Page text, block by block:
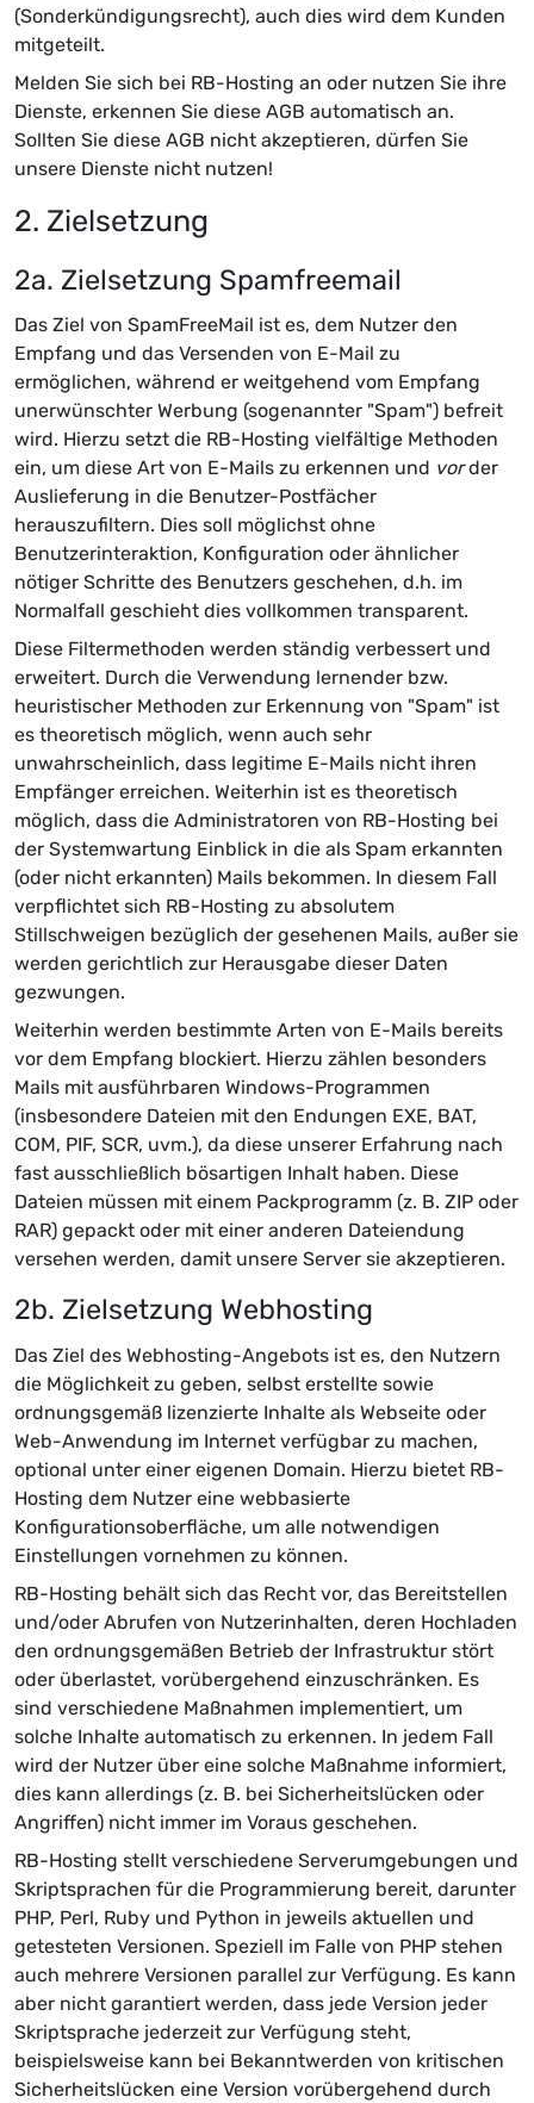
(Sonderkündigungsrecht), auch dies wird dem Kunden
mitgeteilt.
Melden Sie sich bei RB-Hosting an oder nutzen Sie ihre
Dienste, erkennen Sie diese AGB automatisch an.
Sollten Sie diese AGB nicht akzeptieren, dürfen Sie
unsere Dienste nicht nutzen!
2. Zielsetzung
2a. Zielsetzung Spamfreemail
Das Ziel von SpamFreeMail ist es, dem Nutzer den
Empfang und das Versenden von E-Mail zu
ermöglichen, während er weitgehend vom Empfang
unerwünschter Werbung (sogenannter "Spam") befreit
wird. Hierzu setzt die RB-Hosting vielfältige Methoden
ein, um diese Art von E-Mails zu erkennen und vorder
Auslieferung in die Benutzer-Postfächer
herauszufiltern. Dies soll möglichst ohne
Benutzerinteraktion, Konfiguration oder ähnlicher
nötiger Schritte des Benutzers geschehen, d.h. im
Normalfall geschieht dies vollkommen transparent.
Diese Filtermethoden werden ständig verbessert und
erweitert. Durch die Verwendung lernender bzw.
heuristischer Methoden zur Erkennung von "Spam" ist
es theoretisch möglich, wenn auch sehr
unwahrscheinlich, dass legitime E-Mails nicht ihren
Empfänger erreichen. Weiterhin ist es theoretisch
möglich, dass die Administratoren von RB-Hosting bei
der Systemwartung Einblick in die als Spam erkannten
(oder nicht erkannten) Mails bekommen. In diesem Fall
verpflichtet sich RB-Hosting zu absolutem
Stillschweigen bezüglich der gesehenen Mails, außer sie
werden gerichtlich zur Herausgabe dieser Daten
gezwungen.
Weiterhin werden bestimmte Arten von E-Mails bereits
vor dem Empfang blockiert. Hierzu zählen besonders
Mails mit ausführbaren Windows-Programmen
(insbesondere Dateien mit den Endungen EXE, BAT,
COM, PIF, SCR, uvm.), da diese unserer Erfahrung nach
fast ausschließlich bösartigen Inhalt haben. Diese
Dateien müssen mit einem Packprogramm (z. B. ZIP oder
RAR) gepackt oder mit einer anderen Dateiendung
versehen werden, damit unsere Server sie akzeptieren.
2b. Zielsetzung Webhosting
Das Ziel des Webhosting-Angebots ist es, den Nutzern
die Möglichkeit zu geben, selbst erstellte sowie
ordnungsgemäß lizenzierte Inhalte als Webseite oder
Web-Anwendung im Internet verfügbar zu machen,
optional unter einer eigenen Domain. Hierzu bietet RB-
Hosting dem Nutzer eine webbasierte
Konfigurationsoberfläche, um alle notwendigen
Einstellungen vornehmen zu können.
RB-Hosting behält sich das Recht vor, das Bereitstellen
und/oder Abrufen von Nutzerinhalten, deren Hochladen
den ordnungsgemäßen Betrieb der Infrastruktur stört
oder überlastet, vorübergehend einzuschränken. Es
sind verschiedene Maßnahmen implementiert, um
solche Inhalte automatisch zu erkennen. In jedem Fall
wird der Nutzer über eine solche Maßnahme informiert,
dies kann allerdings (z. B. bei Sicherheitslücken oder
Angriffen) nicht immer im Voraus geschehen.
RB-Hosting stellt verschiedene Serverumgebungen und
Skriptsprachen für die Programmierung bereit, darunter
PHP, Perl, Ruby und Python in jeweils aktuellen und
getesteten Versionen. Speziell im Falle von PHP stehen
auch mehrere Versionen parallel zur Verfügung. Es kann
aber nicht garantiert werden, dass jede Version jeder
Skriptsprache jederzeit zur Verfügung steht,
beispielsweise kann bei Bekanntwerden von kritischen
Sicherheitslücken eine Version vorübergehend durch